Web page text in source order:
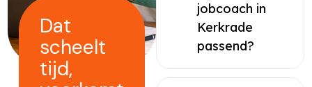
Dat
scheelt
tijd,
jobcoach in
Kerkrade
passend?